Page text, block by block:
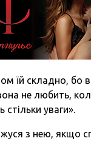
їй складно, бо
не любить,
стільки уваги».
з нею, якщо